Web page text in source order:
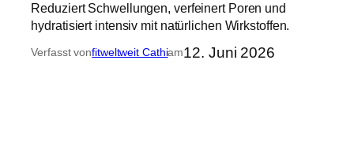
Reduziert Schwellungen, verfeinert Poren und
hydratisiert intensiv mit natürlichen Wirkstoffen.
Verfasst vonfitweltweit Cathiam12. Juni 2026